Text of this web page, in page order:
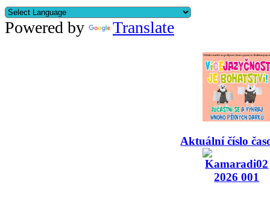
Powered by Translate
Aktuální číslo